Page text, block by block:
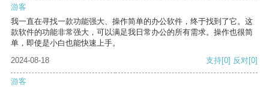
游客
我一直在寻找一款功能强大、操作简单的办公软件，终于找到了它。这
款软件的功能非常强大，可以满足我日常办公的所有需求。操作也很简
单，即使是小白也能快速上手。
2024-08-18
支持[0] 反对[0]
游客